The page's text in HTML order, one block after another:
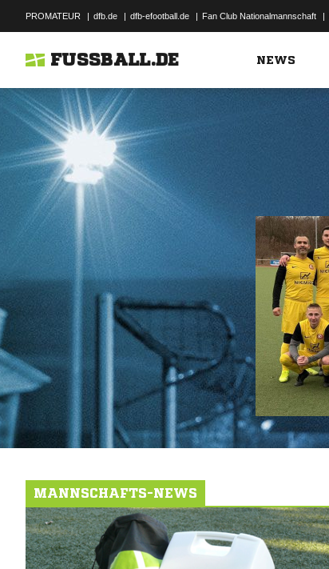
PROMATEUR | dfb.de | dfb-efootball.de | Fan Club Nationalmannschaft |
FUSSBALL.DE NEWS
MANNSCHAFTS-NEWS